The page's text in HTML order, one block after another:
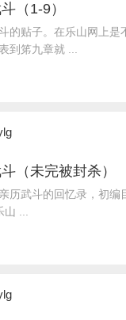
（1-9）
的贴子。在乐山网上是
到笫九章就 ...
（未完被封杀）
历武斗的回忆录，初编
...